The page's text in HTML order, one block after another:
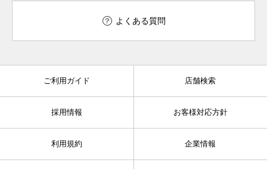
よくある質問
ご利用ガイド 店舗検索
採用情報 お客様対応方針
利用規約 企業情報